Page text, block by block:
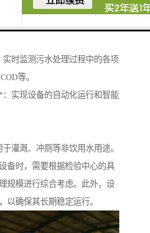
步去除污泥中的水分，减少体
时监测污水处理过程中的各项
等。
实现设备的自动化运行和智能
灌溉、冲厕等非饮用水用途。
备时，需要根据检验中心的具
规模进行综合考虑。此外，设
以确保其长期稳定运行。